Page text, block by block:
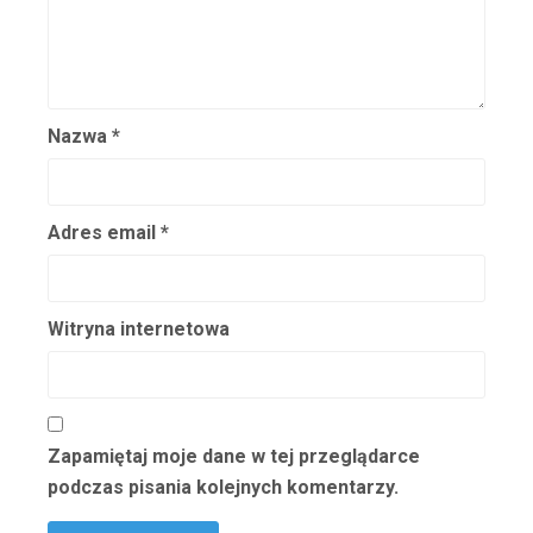
Brochocka Hanna
Brodniewicz Franciszek
Bronicz Bronisława
Broniszówna Seweryna
Bronowska Bronisława
Bronowski Bronisław
Nazwa *
Adres email *
Witryna internetowa
Zapamiętaj moje dane w tej przeglądarce
podczas pisania kolejnych komentarzy.